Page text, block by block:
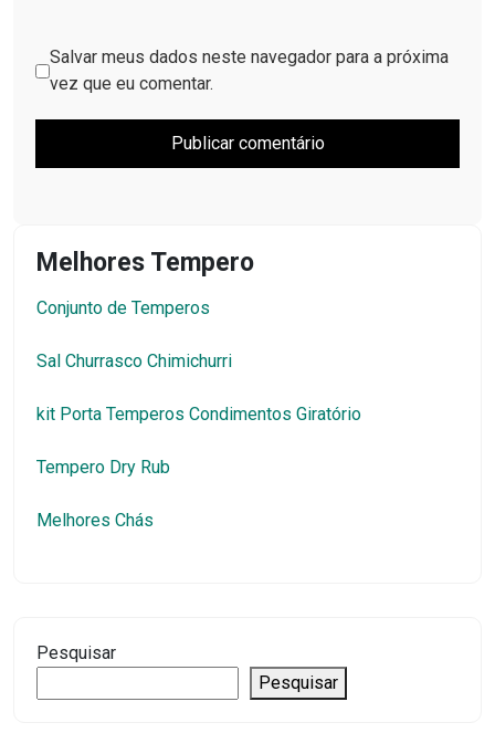
Salvar meus dados neste navegador para a próxima
vez que eu comentar.
Melhores Tempero
Conjunto de Temperos
Sal Churrasco Chimichurri
kit Porta Temperos Condimentos Giratório
Tempero Dry Rub
Melhores Chás
Pesquisar
Pesquisar